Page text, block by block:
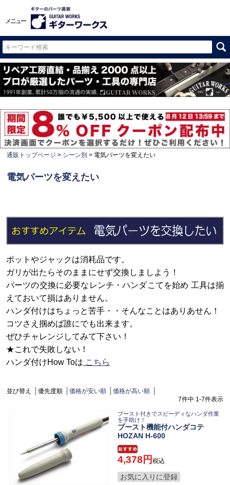
メニュー
通販トップページ シーン別 電気パーツを変えたい
電気パーツを変えたい
ポットやジャックは消耗品です。
ガリが出たらそのままにせず交換しましよう！
パーツの交換に必要なレンチ・ハンダこてを始め 工具は揃
えておいて損はありません。
ハンダ付けはちょっと苦手・・そんなことはありあせん！
コツさえ掴めば誰にでも出来ます。
ぜひチャレンジしてみて下さい！
★これで失敗しない！
ハンダ付けHow Toは こちら
並び替え 優先度順 価格が安い順
価格が高い順
7件中 1-7件表示
ブースト付きでスピーディなハンダ作業
を手助け！
ブースト機能付ハンダコテ
HOZAN H-600
4,378 税込
お気に入りに登録